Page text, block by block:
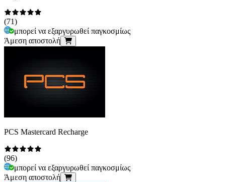
(71)
μπορεί να εξαργυρωθεί παγκοσμίως
Άμεση αποστολή
PCS Mastercard Recharge
(96)
μπορεί να εξαργυρωθεί παγκοσμίως
Άμεση αποστολή